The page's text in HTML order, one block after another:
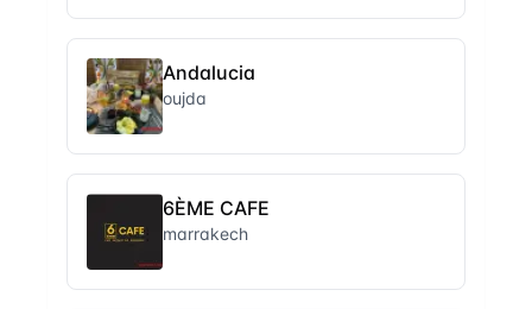
Andalucia
oujda
6ÈME CAFE
marrakech